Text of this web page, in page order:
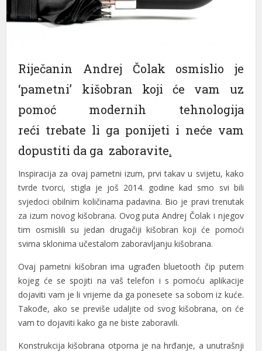
Riječanin Andrej Čolak osmislio je
‘pametni’ kišobran koji će vam uz
pomoć modernih tehnologija
reći trebate li ga ponijeti i neće vam
dopustiti da ga zaboravite.
Inspiracija za ovaj pametni izum, prvi takav u svijetu, kako
tvrde tvorci, stigla je još 2014. godine kad smo svi bili
svjedoci obilnim količinama padavina. Bio je pravi trenutak
za izum novog kišobrana. Ovog puta Andrej Čolak i njegov
tim osmislili su jedan drugačiji kišobran koji će pomoći
svima sklonima učestalom zaboravljanju kišobrana.
Ovaj pametni kišobran ima ugrađen bluetooth čip putem
kojeg će se spojiti na vaš telefon i s pomoću aplikacije
dojaviti vam je li vrijeme da ga ponesete sa sobom iz kuće.
Takođe, ako se previše udaljite od svog kišobrana, on će
vam to dojaviti kako ga ne biste zaboravili.
Konstrukcija kišobrana otporna je na hrđanje, a unutrašnji